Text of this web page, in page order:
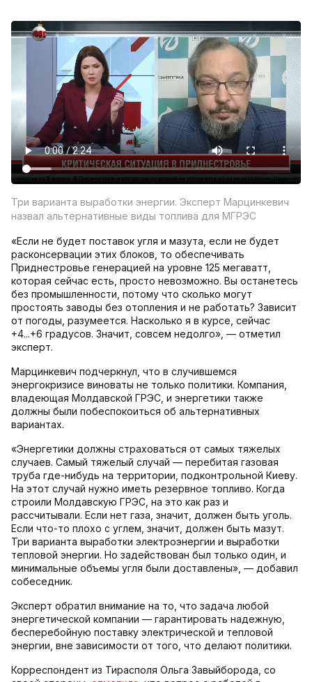
Три варианта выработки энергии. Эксперт Марцинкевич
назвал альтернативные виды топлива для МГРЭС
«Если не будет поставок угля и мазута, если не будет
расконсервации этих блоков, то обеспечивать
Приднестровье генерацией на уровне 125 мегаватт,
которая сейчас есть, просто невозможно. Вы останетесь
без промышленности, потому что сколько могут
простоять заводы без отопления и не работать? Зависит
от погоды, разумеется. Насколько я в курсе, сейчас
+4...+6 градусов. Значит, совсем недолго», — отметил
эксперт.
Марцинкевич подчеркнул, что в случившемся
энергокризисе виноваты не только политики. Компания,
владеющая Молдавской ГРЭС, и энергетики также
должны были побеспокоиться об альтернативных
вариантах.
«Энергетики должны страховаться от самых тяжелых
случаев. Самый тяжелый случай — перебитая газовая
труба где-нибудь на территории, подконтрольной Киеву.
На этот случай нужно иметь резервное топливо. Когда
строили Молдавскую ГРЭС, на это как раз и
рассчитывали. Если нет газа, значит, должен быть уголь.
Если что-то плохо с углем, значит, должен быть мазут.
Три варианта выработки электроэнергии и выработки
тепловой энергии. Но задействован был только один, и
минимальные объемы угля были доставлены», — добавил
собеседник.
Эксперт обратил внимание на то, что задача любой
энергетической компании — гарантировать надежную,
бесперебойную поставку электрической и тепловой
энергии, вне зависимости от того, что делают политики.
Корреспондент из Тирасполя Ольга Завыйборода, со